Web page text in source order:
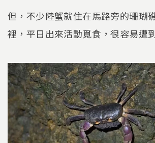
但，不少陸蟹就住在馬路旁的珊瑚
裡，平日出來活動覓食，很容易遭